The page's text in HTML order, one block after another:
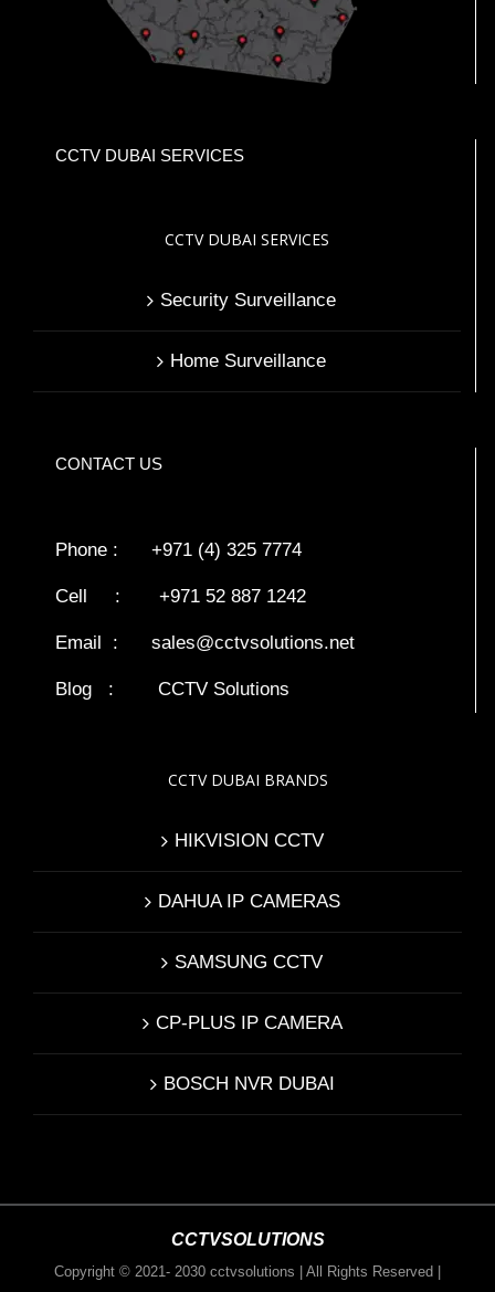
CCTV DUBAI SERVICES
CCTV DUBAI SERVICES
Security Surveillance
Home Surveillance
CONTACT US
Phone : +971 (4) 325 7774
Cell : +971 52 887 1242
Email : sales@cctvsolutions.net
Blog : CCTV Solutions
CCTV DUBAI BRANDS
HIKVISION CCTV
DAHUA IP CAMERAS
SAMSUNG CCTV
CP-PLUS IP CAMERA
BOSCH NVR DUBAI
CCTVSOLUTIONS
Copyright © 2021- 2030 cctvsolutions | All Rights Reserved |